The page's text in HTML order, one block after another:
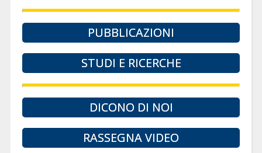
PUBBLICAZIONI
STUDI E RICERCHE
DICONO DI NOI
RASSEGNA VIDEO